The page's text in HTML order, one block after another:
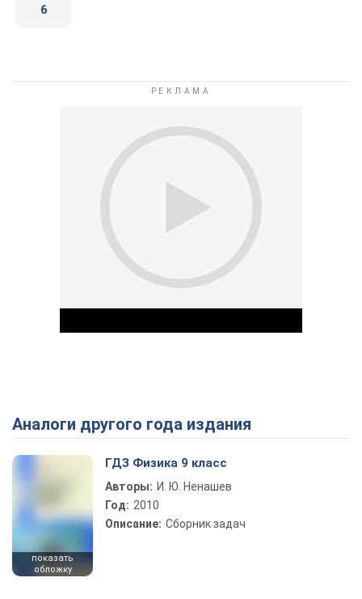
6
Play Video
Аналоги другого года издания
показать
обложку
ГДЗ Физика 9 класс
Авторы: И. Ю. Ненашев
Год: 2010
Описание: Сборник задач